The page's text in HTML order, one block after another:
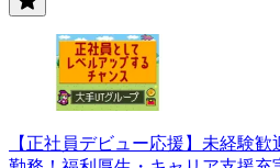
【正社員デビュー応援】未経験